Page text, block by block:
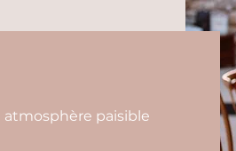
atmosphère paisible